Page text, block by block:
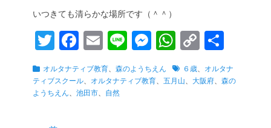
いつきても清らかな場所です（＾＾）
T
tte
r
Fa
ce
bo
ok
E
m
ail
Li
M
se
W
ha
ts
C
y
カ
テ
ゴ
オルタナティブ教育、 森のようちえん
タ
グ
６歳、 オルタナ
ティブスクール、 オルタナティブ教育、 五月山、 大阪府、 森の
ようちえん、 池田市、 自然